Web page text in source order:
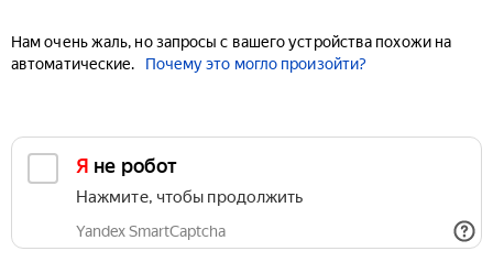
Нам очень жаль, но запросы с вашего устройства похожи на
автоматические.
Почему это могло произойти?
Я не робот
Нажмите, чтобы продолжить
Yandex SmartCaptcha